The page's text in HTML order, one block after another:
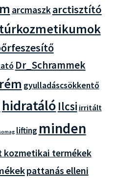
arcmaszkarctisztító
Dr_Schrammek
gyulladáscsökkentő
hidratáló Ilcsi irritált
lifting minden
kozmetikai termékek
pattanás elleni